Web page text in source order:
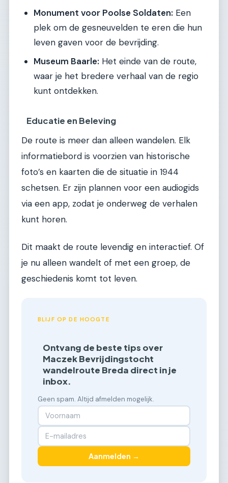
Monument voor Poolse Soldaten: Een
plek om de gesneuvelden te eren die hun
leven gaven voor de bevrijding.
Museum Baarle: Het einde van de route,
waar je het bredere verhaal van de regio
kunt ontdekken.
Educatie en Beleving
De route is meer dan alleen wandelen. Elk
informatiebord is voorzien van historische
foto’s en kaarten die de situatie in 1944
schetsen. Er zijn plannen voor een audiogids
via een app, zodat je onderweg de verhalen
kunt horen.
Dit maakt de route levendig en interactief. Of
je nu alleen wandelt of met een groep, de
geschiedenis komt tot leven.
BLIJF OP DE HOOGTE
Ontvang de beste tips over
Maczek Bevrijdingstocht
wandelroute Breda direct in je
inbox.
Geen spam. Altijd afmelden mogelijk.
Aanmelden →